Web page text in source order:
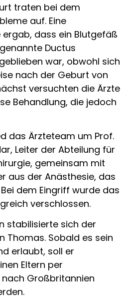
traten bei dem
auf. Eine
dass ein Blutgefäß
Ductus
war, obwohl sich
nach der Geburt von
versuchten die Ärzte
Behandlung, die jedoch
das Ärzteteam um Prof.
Leiter der Abteilung für
gemeinsam mit
aus der Anästhesie, das
dem Eingriff wurde das
verschlossen.
stabilisierte sich der
Thomas. Sobald es sein
erlaubt, soll er
Eltern per
Großbritannien